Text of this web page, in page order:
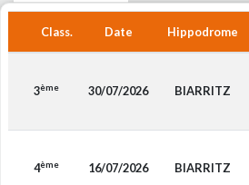
Class. Date Hippodrome
3ème 30/07/2026 BIARRITZ
4ème 16/07/2026 BIARRITZ